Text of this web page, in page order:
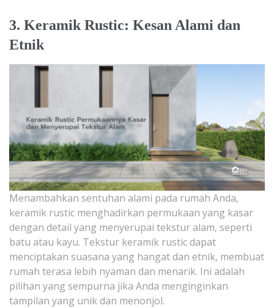
3. Keramik Rustic: Kesan Alami dan
Etnik
Menambahkan sentuhan alami pada rumah Anda,
keramik rustic menghadirkan permukaan yang kasar
dengan detail yang menyerupai tekstur alam, seperti
batu atau kayu. Tekstur keramik rustic dapat
menciptakan suasana yang hangat dan etnik, membuat
rumah terasa lebih nyaman dan menarik. Ini adalah
pilihan yang sempurna jika Anda menginginkan
tampilan yang unik dan menonjol.